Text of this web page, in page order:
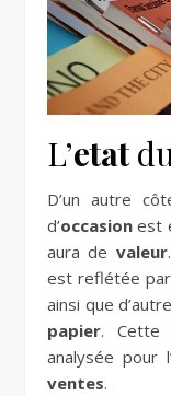
L’etat
D’un autre
d’occasion est
aura de valeur
est reflétée
ainsi que
papier. Cette
analysée pour
ventes.